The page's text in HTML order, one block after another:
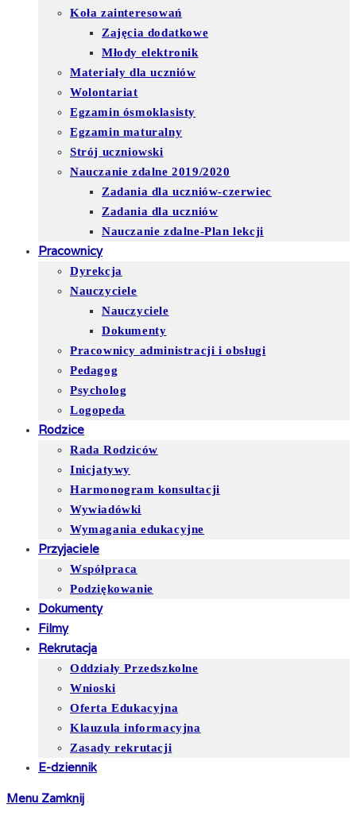
Koła zainteresowań
Zajęcia dodatkowe
Młody elektronik
Materiały dla uczniów
Wolontariat
Egzamin ósmoklasisty
Egzamin maturalny
Strój uczniowski
Nauczanie zdalne 2019/2020
Zadania dla uczniów-czerwiec
Zadania dla uczniów
Nauczanie zdalne-Plan lekcji
Pracownicy
Dyrekcja
Nauczyciele
Nauczyciele
Dokumenty
Pracownicy administracji i obsługi
Pedagog
Psycholog
Logopeda
Rodzice
Rada Rodziców
Inicjatywy
Harmonogram konsultacji
Wywiadówki
Wymagania edukacyjne
Przyjaciele
Współpraca
Podziękowanie
Dokumenty
Filmy
Rekrutacja
Oddziały Przedszkolne
Wnioski
Oferta Edukacyjna
Klauzula informacyjna
Zasady rekrutacji
E-dziennik
Menu Zamknij